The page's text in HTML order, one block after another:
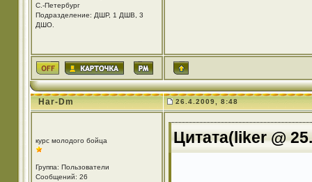
С.-Петербург
Подразделение: ДШР, 1 ДШВ, 3
ДШО.
Har-Dm 26.4.2009, 8:48
курс молодого бойца
Группа: Пользователи
Сообщений: 26
Цитата(liker @